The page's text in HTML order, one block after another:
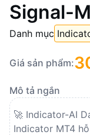
Experts
Indicators
Scripts
TradingView
Indicators
Signal-
Danh mục
Giá sản phẩm:
Mô tả ngắn
🚀 Indicator-AI
Indicator MT4